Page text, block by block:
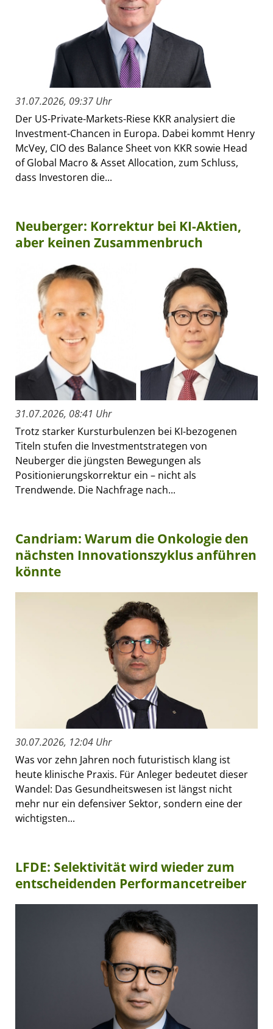
31.07.2026, 09:37 Uhr
Der US-Private-Markets-Riese KKR analysiert die
Investment-Chancen in Europa. Dabei kommt Henry
McVey, CIO des Balance Sheet von KKR sowie Head
of Global Macro & Asset Allocation, zum Schluss,
dass Investoren die...
Neuberger: Korrektur bei KI-Aktien,
aber keinen Zusammenbruch
31.07.2026, 08:41 Uhr
Trotz starker Kursturbulenzen bei KI-bezogenen
Titeln stufen die Investmentstrategen von
Neuberger die jüngsten Bewegungen als
Positionierungskorrektur ein – nicht als
Trendwende. Die Nachfrage nach...
Candriam: Warum die Onkologie den
nächsten Innovationszyklus anführen
könnte
30.07.2026, 12:04 Uhr
Was vor zehn Jahren noch futuristisch klang ist
heute klinische Praxis. Für Anleger bedeutet dieser
Wandel: Das Gesundheitswesen ist längst nicht
mehr nur ein defensiver Sektor, sondern eine der
wichtigsten...
LFDE: Selektivität wird wieder zum
entscheidenden Performancetreiber